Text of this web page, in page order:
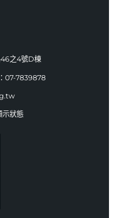
46之4號D棟
07-7839878
示狀態